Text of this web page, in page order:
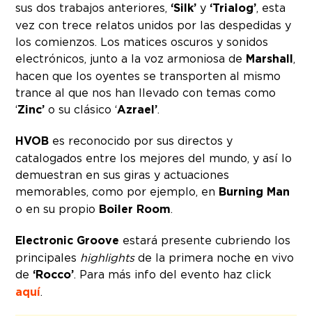
sus dos trabajos anteriores, ‘Silk’ y ‘Trialog’, esta
vez con trece relatos unidos por las despedidas y
los comienzos. Los matices oscuros y sonidos
electrónicos, junto a la voz armoniosa de Marshall,
hacen que los oyentes se transporten al mismo
trance al que nos han llevado con temas como
‘Zinc’ o su clásico ‘Azrael’.
HVOB es reconocido por sus directos y
catalogados entre los mejores del mundo, y así lo
demuestran en sus giras y actuaciones
memorables, como por ejemplo, en Burning Man
o en su propio Boiler Room.
Electronic Groove estará presente cubriendo los
principales highlightsde la primera noche en vivo
de ‘Rocco’. Para más info del evento haz click
aquí.